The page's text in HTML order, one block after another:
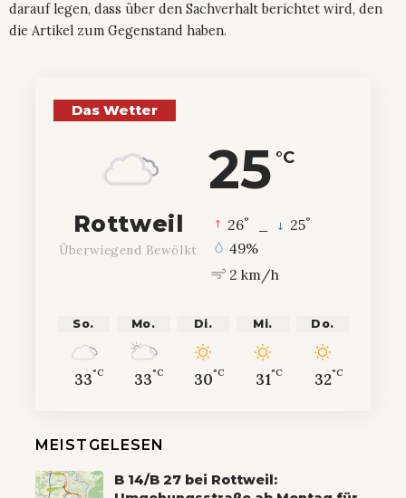
darauf legen, dass über den Sachverhalt berichtet wird, den
die Artikel zum Gegenstand haben.
Das Wetter
25 °C
Rottweil
Überwiegend Bewölkt
26° 25°
49%
2 km/h
So.
33°C
Mo.
33°C
Di.
30°C
Mi.
31°C
Do.
32°C
MEISTGELESEN
B 14/B 27 bei Rottweil: